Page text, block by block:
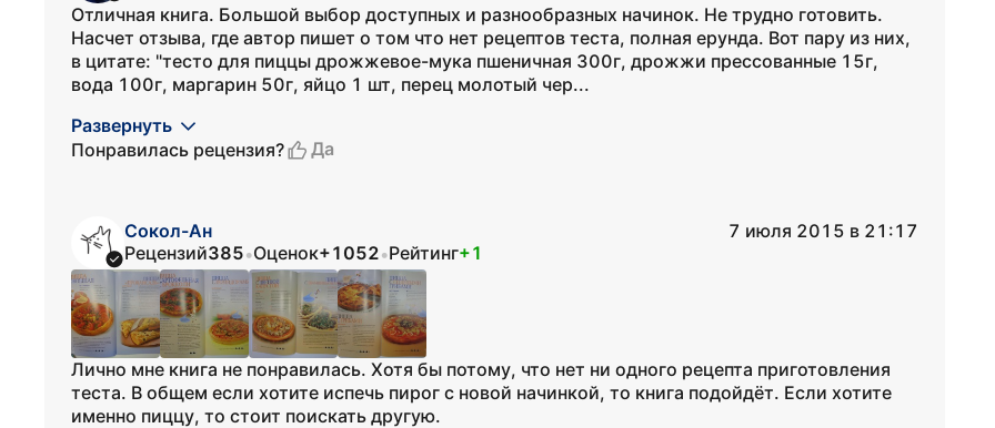
Отличная книга. Большой выбор доступных и разнообразных начинок. Не трудно готовить.
Насчет отзыва, где автор пишет о том что нет рецептов теста, полная ерунда. Вот пару из них,
в цитате: "тесто для пиццы дрожжевое-мука пшеничная 300г, дрожжи прессованные 15г,
вода 100г, маргарин 50г, яйцо 1 шт, перец молотый чер...
Развернуть
Понравилась рецензия?
Да
Сокол-Ан
7 июля 2015 в 21:17
Рецензий385•Оценок+1052•Рейтинг+1
Лично мне книга не понравилась. Хотя бы потому, что нет ни одного рецепта приготовления
теста. В общем если хотите испечь пирог с новой начинкой, то книга подойдёт. Если хотите
именно пиццу, то стоит поискать другую.